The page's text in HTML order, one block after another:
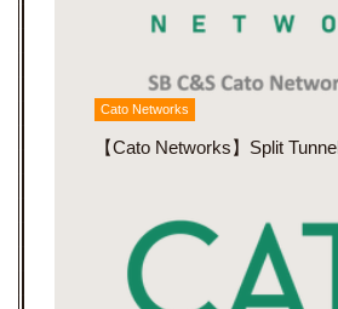
Cato Networks
【Cato Networks】Split